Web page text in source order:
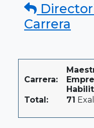
Carrera
Carrera:
Total:
71